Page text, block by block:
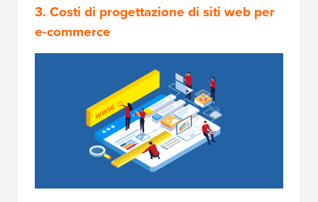
3. Costi di progettazione di siti web per
e-commerce